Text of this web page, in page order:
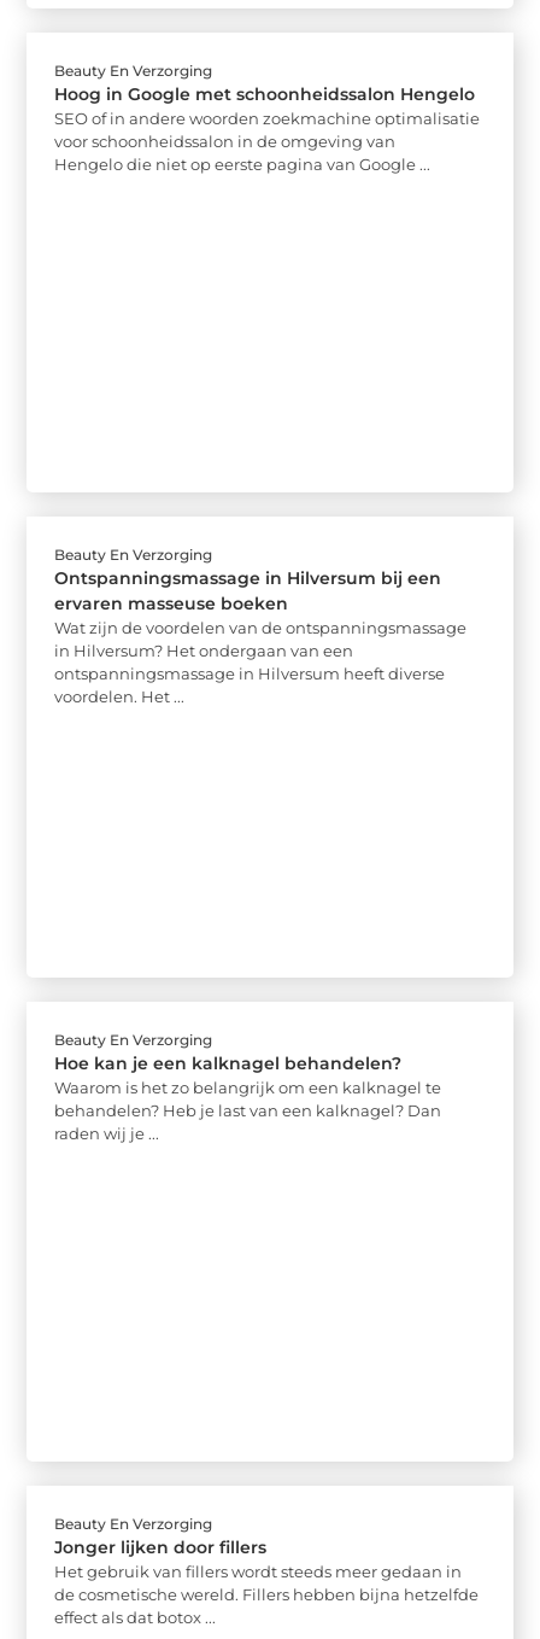
Beauty En Verzorging
Hoog in Google met schoonheidssalon Hengelo
SEO of in andere woorden zoekmachine optimalisatie
voor schoonheidssalon in de omgeving van
Hengelo die niet op eerste pagina van Google ...
Beauty En Verzorging
Ontspanningsmassage in Hilversum bij een
ervaren masseuse boeken
Wat zijn de voordelen van de ontspanningsmassage
in Hilversum? Het ondergaan van een
ontspanningsmassage in Hilversum heeft diverse
voordelen. Het ...
Beauty En Verzorging
Hoe kan je een kalknagel behandelen?
Waarom is het zo belangrijk om een kalknagel te
behandelen? Heb je last van een kalknagel? Dan
raden wij je ...
Beauty En Verzorging
Jonger lijken door fillers
Het gebruik van fillers wordt steeds meer gedaan in
de cosmetische wereld. Fillers hebben bijna hetzelfde
effect als dat botox ...